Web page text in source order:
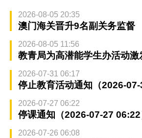
2026-08-05 20:35
澳门海关晋升9名副关务监督
2026-08-05 11:56
教青局为高潜能学生办活动激
2026-07-31 06:17
停止教育活动通知（2026-07-
2026-07-27 06:22
停课通知（2026-07-27 06:22
2026-07-26 06:08